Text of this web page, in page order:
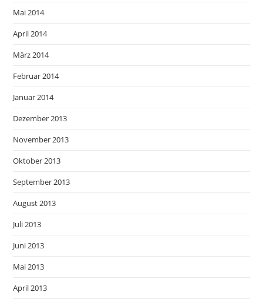
Mai 2014
April 2014
März 2014
Februar 2014
Januar 2014
Dezember 2013
November 2013
Oktober 2013
September 2013
August 2013
Juli 2013
Juni 2013
Mai 2013
April 2013